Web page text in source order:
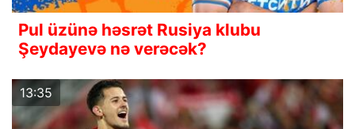
Pul üzünə həsrət Rusiya klubu
Şeydayevə nə verəcək?
13:35